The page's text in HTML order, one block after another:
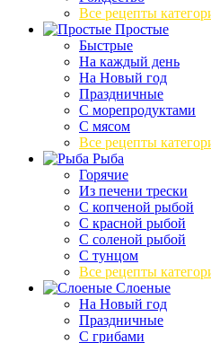
Все рецепты
Простые
Быстрые
На каждый день
На Новый год
Праздничные
С морепродуктами
С мясом
Все рецепты
Рыба
Горячие
Из печени трески
С копченой рыбой
С красной рыбой
С соленой рыбой
С тунцом
Все рецепты
Слоеные
На Новый год
Праздничные
С грибами